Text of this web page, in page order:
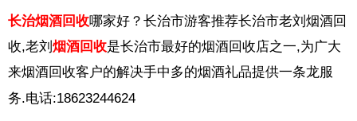
长治烟酒回收哪家好？长治市游客推荐长治市老刘烟酒回
收,老刘 烟酒回收是长治市最好的烟酒回收店之一,为广大
来烟酒回收客户的解决手中多的烟酒礼品提供一条龙服
务.电话:18623244624